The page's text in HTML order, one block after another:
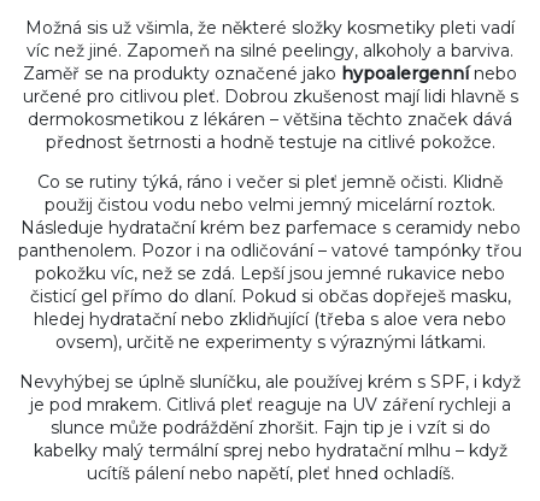
Možná sis už všimla, že některé složky kosmetiky pleti vadí
víc než jiné. Zapomeň na silné peelingy, alkoholy a barviva.
Zaměř se na produkty označené jako hypoalergennínebo
určené pro citlivou pleť. Dobrou zkušenost mají lidi hlavně s
dermokosmetikou z lékáren – většina těchto značek dává
přednost šetrnosti a hodně testuje na citlivé pokožce.
Co se rutiny týká, ráno i večer si pleť jemně očisti. Klidně
použij čistou vodu nebo velmi jemný micelární roztok.
Následuje hydratační krém bez parfemace s ceramidy nebo
panthenolem. Pozor i na odličování – vatové tampónky třou
pokožku víc, než se zdá. Lepší jsou jemné rukavice nebo
čisticí gel přímo do dlaní. Pokud si občas dopřeješ masku,
hledej hydratační nebo zklidňující (třeba s aloe vera nebo
ovsem), určitě ne experimenty s výraznými látkami.
Nevyhýbej se úplně sluníčku, ale používej krém s SPF, i když
je pod mrakem. Citlivá pleť reaguje na UV záření rychleji a
slunce může podráždění zhoršit. Fajn tip je i vzít si do
kabelky malý termální sprej nebo hydratační mlhu – když
ucítíš pálení nebo napětí, pleť hned ochladíš.